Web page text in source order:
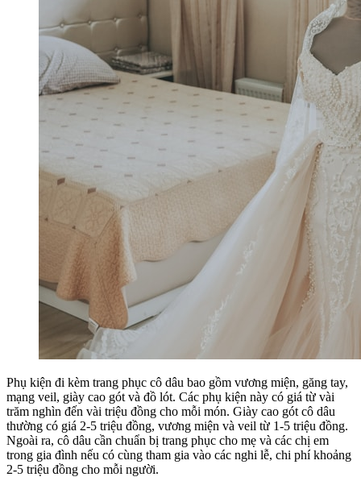
Phụ kiện đi kèm trang phục cô dâu bao gồm vương miện, găng tay,
mạng veil, giày cao gót và đồ lót. Các phụ kiện này có giá từ vài
trăm nghìn đến vài triệu đồng cho mỗi món. Giày cao gót cô dâu
thường có giá 2-5 triệu đồng, vương miện và veil từ 1-5 triệu đồng.
Ngoài ra, cô dâu cần chuẩn bị trang phục cho mẹ và các chị em
trong gia đình nếu có cùng tham gia vào các nghi lễ, chi phí khoảng
2-5 triệu đồng cho mỗi người.